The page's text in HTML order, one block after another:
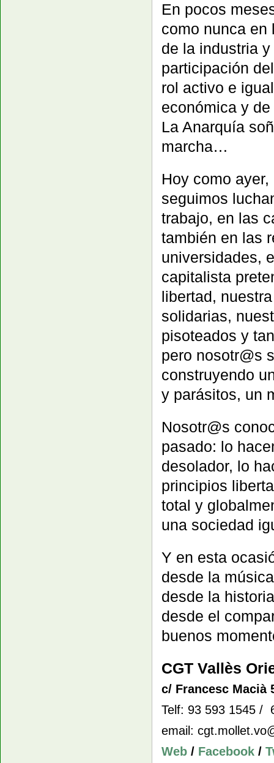
En pocos
como nunca en
de la industria
participación
rol activo e
económica y
La Anarquía
marcha…
Hoy como
seguimos
trabajo, en las
también en las
universidades,
capitalista
libertad,
solidarias,
pisoteados y
pero nosotr@s
construyendo
y parásitos, un
Nosotr@s
pasado: lo
desolador, lo
principios
total y
una sociedad
Y en esta
desde la
desde la
desde el
buenos
CGT Vallès
c/ Francesc Macià
Telf: 93 593 1545 /
email:
Web / Facebook /